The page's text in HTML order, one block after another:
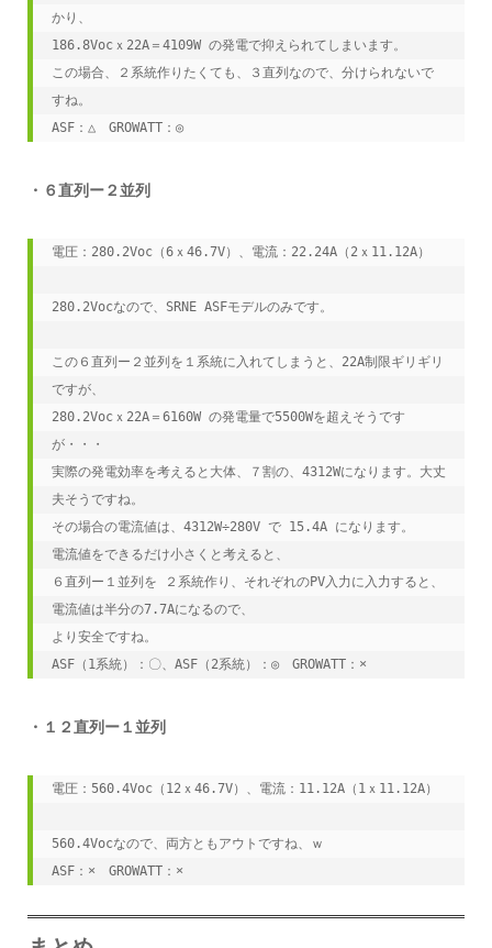
かり、
186.8Vocｘ22A＝4109W の発電で抑えられてしまいます。
この場合、２系統作りたくても、３直列なので、分けられないで
すね。
ASF：△　GROWATT：◎
・６直列ー２並列
電圧：280.2Voc（6ｘ46.7V）、電流：22.24A（2ｘ11.12A）
280.2Vocなので、SRNE ASFモデルのみです。
この６直列ー２並列を１系統に入れてしまうと、22A制限ギリギリ
ですが、
280.2Vocｘ22A＝6160W の発電量で5500Wを超えそうです
が・・・
実際の発電効率を考えると大体、７割の、4312Wになります。大丈
夫そうですね。
その場合の電流値は、4312W÷280V で 15.4A になります。
電流値をできるだけ小さくと考えると、
６直列ー１並列を ２系統作り、それぞれのPV入力に入力すると、
電流値は半分の7.7Aになるので、
より安全ですね。
ASF（1系統）：〇、ASF（2系統）：◎　GROWATT：×
・１２直列ー１並列
電圧：560.4Voc（12ｘ46.7V）、電流：11.12A（1ｘ11.12A）
560.4Vocなので、両方ともアウトですね、ｗ
ASF：×　GROWATT：×